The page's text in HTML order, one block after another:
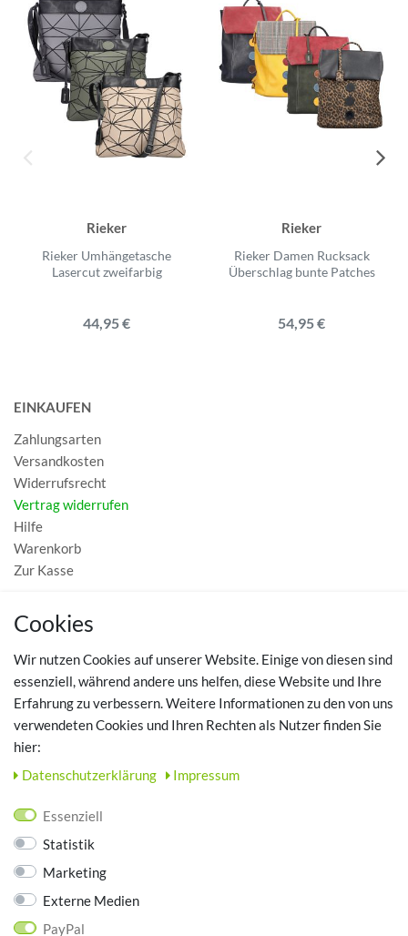
Rieker
Rieker Umhängetasche
Lasercut zweifarbig
44,95 €
Rieker
Rieker Damen Rucksack
Überschlag bunte Patches
54,95 €
EINKAUFEN
Zahlungsarten
Versandkosten
Widerrufsrecht
Vertrag widerrufen
Hilfe
Warenkorb
Zur Kasse
MEIN KONTO
TOP SCHUHTHEMEN
Hausschuhe - Bequeme Schuhe für zuhause
Datenschutz
AGB
Impressum
Cookies
Wir nutzen Cookies auf unserer Website. Einige von diesen sind
essenziell, während andere uns helfen, diese Website und Ihre
Erfahrung zu verbessern. Weitere Informationen zu den von uns
verwendeten Cookies und Ihren Rechten als Nutzer finden Sie
hier:
Daten­schutz­erklärung
Impressum
Essenziell
Statistik
Marketing
Externe Medien
PayPal